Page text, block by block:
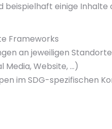
einige
Frameworks
an jeweiligen
Media, Website, …)
im SDG-spezifischen